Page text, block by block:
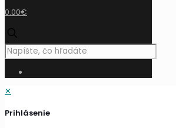
0.00€
✕
Prihlásenie